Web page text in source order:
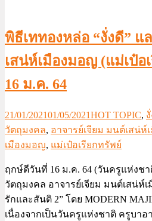
พิธีเททองหล่อ “งั่งดี” แ
เสน่ห์เมืองมอญ (แม่เป๋อ
16 ม.ค. 64
21/01/202101/05/2021HOT TOPIC,
วัตถุมงคล, อาจารย์เจียม มนต์เสน่ห์
เมืองมอญ, แม่เป๋อเรียกทรัพย์
ฤกษ์ดีวันที่ 16 ม.ค. 64 (วันครูแห่งช
วัตถุมงคล อาจารย์เจียม มนต์เสน่ห์
รักและสันติ 2” โดย MODERN
เนื่องจากเป็นวันครูแห่งชาติ ครูบาอ